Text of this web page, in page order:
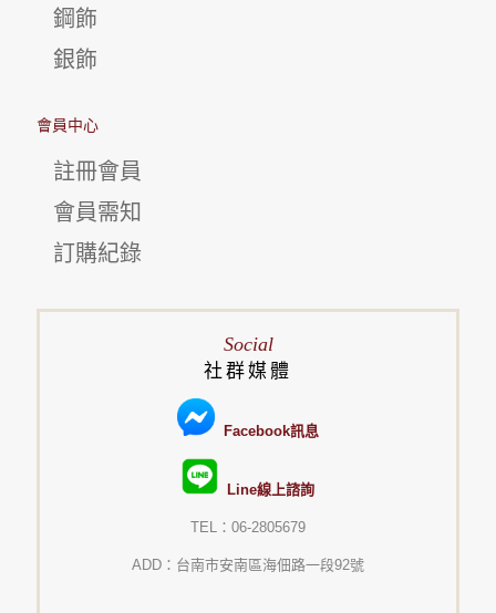
鋼飾
銀飾
會員中心
註冊會員
會員需知
訂購紀錄
Social
社群媒體
Facebook訊息
Line線上諮詢
TEL：06-2805679
ADD：台南市安南區海佃路一段92號